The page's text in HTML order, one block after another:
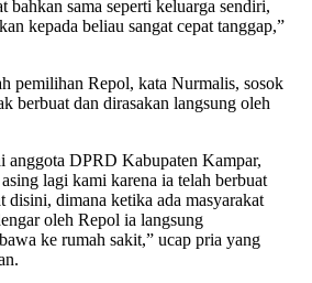
bahkan sama seperti keluarga sendiri,
kepada beliau sangat cepat tanggap,”
pemilihan Repol, kata Nurmalis, sosok
berbuat dan dirasakan langsung oleh
anggota DPRD Kabupaten Kampar,
lagi kami karena ia telah berbuat
disini, dimana ketika ada masyarakat
oleh Repol ia langsung
ke rumah sakit,” ucap pria yang